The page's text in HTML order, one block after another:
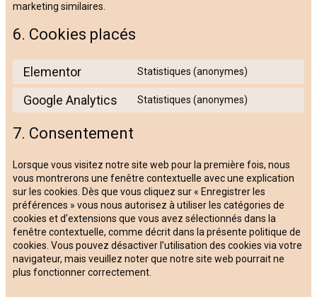
marketing similaires.
6. Cookies placés
Elementor Statistiques (anonymes)
Google Analytics Statistiques (anonymes)
7. Consentement
Lorsque vous visitez notre site web pour la première fois, nous
vous montrerons une fenêtre contextuelle avec une explication
sur les cookies. Dès que vous cliquez sur « Enregistrer les
préférences » vous nous autorisez à utiliser les catégories de
cookies et d’extensions que vous avez sélectionnés dans la
fenêtre contextuelle, comme décrit dans la présente politique de
cookies. Vous pouvez désactiver l’utilisation des cookies via votre
navigateur, mais veuillez noter que notre site web pourrait ne
plus fonctionner correctement.